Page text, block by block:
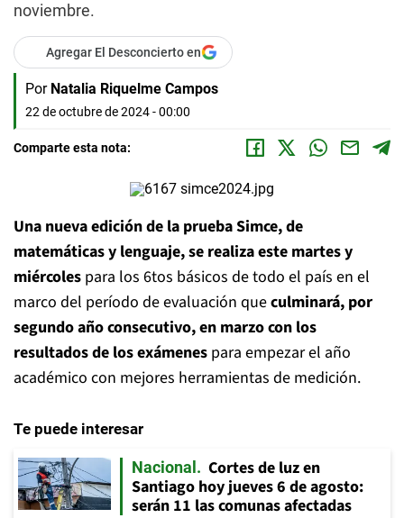
noviembre.
Agregar El Desconcierto en
Por Natalia Riquelme Campos
22 de octubre de 2024 - 00:00
Comparte esta nota:
Una nueva edición de la prueba Simce, de
matemáticas y lenguaje, se realiza este martes y
miércoles para los 6tos básicos de todo el país en el
marco del período de evaluación queculminará, por
segundo año consecutivo, en marzo con los
resultados de los exámenes para empezar el año
académico con mejores herramientas de medición.
Te puede interesar
Nacional
Cortes de luz en
Santiago hoy jueves 6 de agosto:
serán 11 las comunas afectadas